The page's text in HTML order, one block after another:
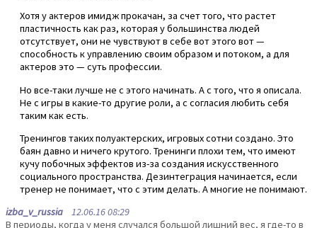
Хотя у актеров имидж прокачан, за счет того, что растет
пластичность как раз, которая у большинства людей
отсутствует, они не чувствуют в себе вот этого вот —
способность к управлению своим образом и потоком, а для
актеров это — суть профессии.
Но все-таки лучше не с этого начинать. А с того, что я описала.
Не с игры в какие-то другие роли, а с согласия любить себя
таким как есть.
Тренингов таких полуактерских, игровых сотни создано. Это
баян давно и ничего крутого. Тренинги плохи тем, что имеют
кучу побочных эффектов из-за создания искусственного
социального пространства. Дезинтеграция начинается, если
тренер не понимает, что с этим делать. А многие не понимают.
izba_v_russia 12.06.16 08:29
В периоды, когда у меня случался большой лишний вес, я где-то в